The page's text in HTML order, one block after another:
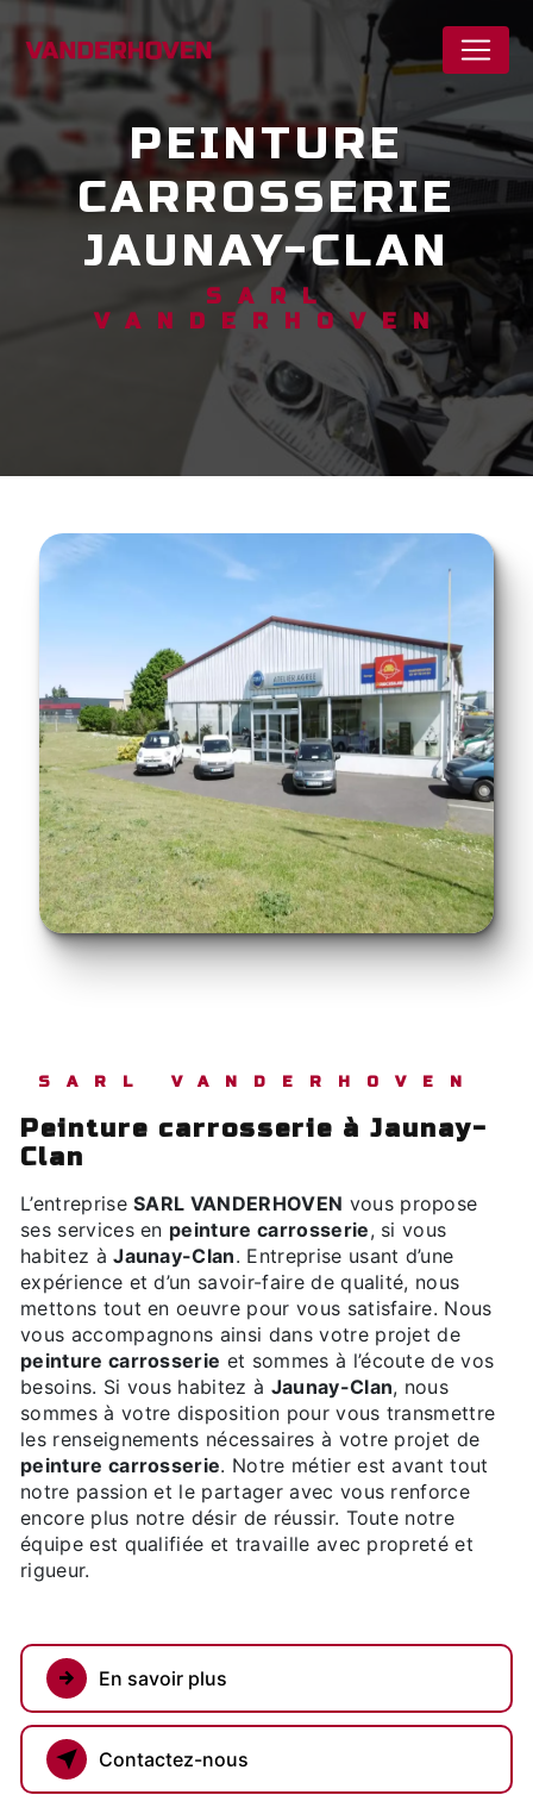
PEINTURE
CARROSSERIE
JAUNAY-CLAN
SARL
VANDERHOVEN
SARL VANDERHOVEN
peinture carrosserie à Jaunay-
Clan
L’entrepriseSARL VANDERHOVEN vous propose
ses services en peinture carrosserie, si vous
habitez àJaunay-Clan. Entreprise usant d’une
expérience et d’un savoir-faire de qualité, nous
mettons tout en oeuvre pour vous satisfaire. Nous
vous accompagnons ainsi dans votre projet de
peinture carrosserie et sommes à l’écoute de vos
besoins. Si vous habitez à Jaunay-Clan, nous
sommes à votre disposition pour vous transmettre
les renseignements nécessaires à votre projet de
peinture carrosserie. Notre métier est avant tout
notre passion et le partager avec vous renforce
encore plus notre désir de réussir. Toute notre
équipe est qualifiée et travaille avec propreté et
rigueur.
En savoir plus
Contactez-nous
Panneau de gestion des cookies